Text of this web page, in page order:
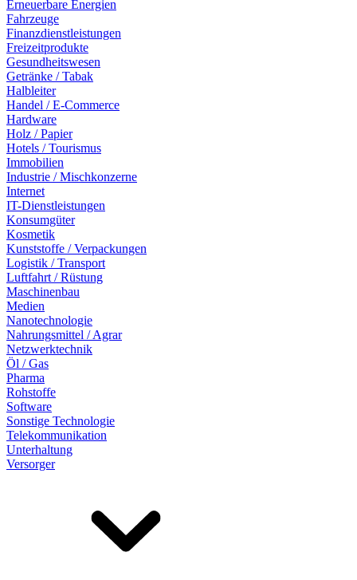
Erneuerbare Energien
Fahrzeuge
Finanzdienstleistungen
Freizeitprodukte
Gesundheitswesen
Getränke / Tabak
Halbleiter
Handel / E-Commerce
Hardware
Holz / Papier
Hotels / Tourismus
Immobilien
Industrie / Mischkonzerne
Internet
IT-Dienstleistungen
Konsumgüter
Kosmetik
Kunststoffe / Verpackungen
Logistik / Transport
Luftfahrt / Rüstung
Maschinenbau
Medien
Nanotechnologie
Nahrungsmittel / Agrar
Netzwerktechnik
Öl / Gas
Pharma
Rohstoffe
Software
Sonstige Technologie
Telekommunikation
Unterhaltung
Versorger